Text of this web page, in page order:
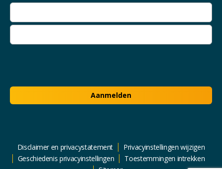
E-
mailadres
E-
mailadres
Aanmelden
Disclaimer en privacystatement
Privacyinstellingen wijzigen
Geschiedenis privacyinstellingen
Toestemmingen intrekken